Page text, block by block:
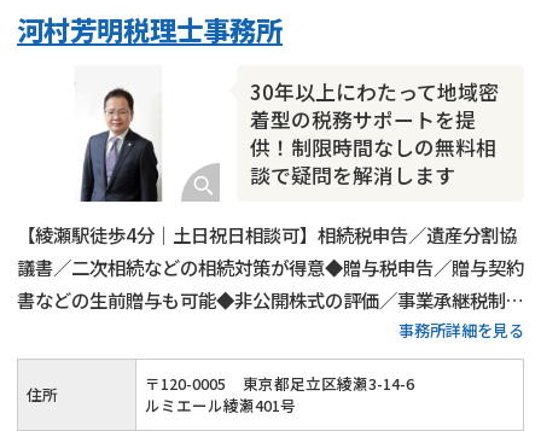
30年以上にわたって地域密
着型の税務サポートを提
供！制限時間なしの無料相
談で疑問を解消します
河村芳明税理士事務所
【綾瀬駅徒歩4分｜土日祝日相談可】相続税申告／遺産分割協
議書／二次相続などの相続対策が得意◆贈与税申告／贈与契約
書などの生前贈与も可能◆非公開株式の評価／事業承継税制の
対応も実施◆20年以上の経験がある代表税理士が相続税申
告・生前対策・事業承継など相続全般についてサポートいたし
ます。
事務所詳細を見る
住所 〒120-0005
東京都足立区綾瀬3-14-6
ルミエール綾瀬401号